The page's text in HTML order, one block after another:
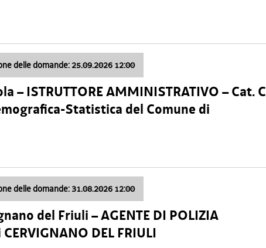
delle domande: 25.09.2026 12:00
– ISTRUTTORE AMMINISTRATIVO – Cat. C
Statistica del Comune di
delle domande: 31.08.2026 12:00
del Friuli – AGENTE DI POLIZIA
DEL FRIULI